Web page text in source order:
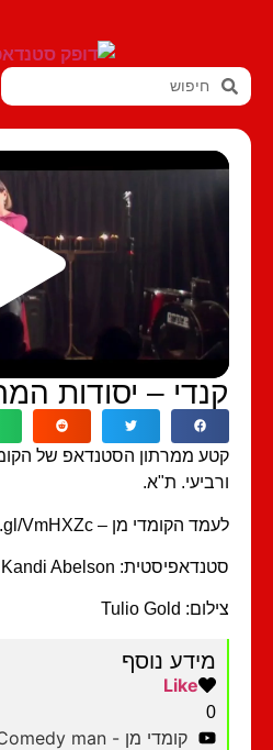
קנדי – יסודות
קטע ממרתון הסטנדאפ של
ורביעי. ת"א.
לעמד הקומדי מן – http://goo.gl/VmHXZc
סטנדאפיסטית: Kandi Abelson
צילום: Tulio Gold
מידע נוסף
Like
0
קומדי מן - Comedy man